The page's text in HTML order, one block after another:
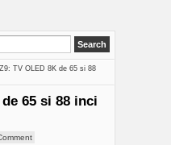
TV OLED 8K de 65 si 88
65 si 88 inci